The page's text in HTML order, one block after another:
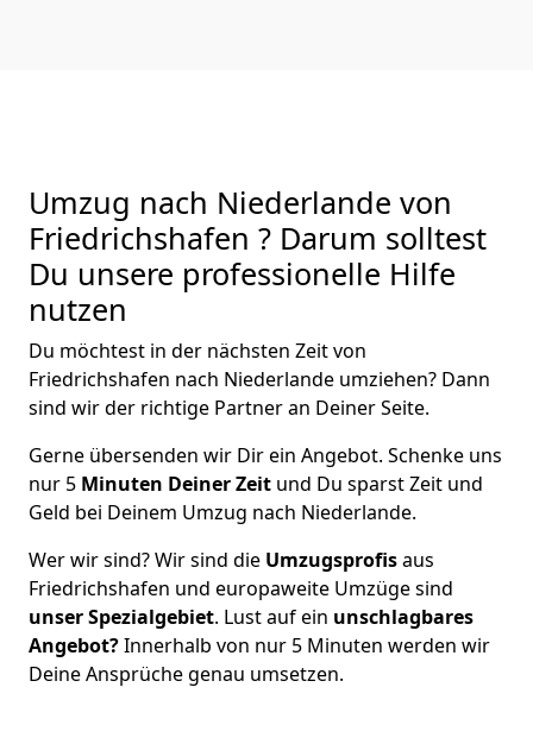
Umzug nach Niederlande von
Friedrichshafen ? Darum solltest
Du unsere professionelle Hilfe
nutzen
Du möchtest in der nächsten Zeit von
Friedrichshafen nach Niederlande umziehen? Dann
sind wir der richtige Partner an Deiner Seite.
Gerne übersenden wir Dir ein Angebot. Schenke uns
nur 5 Minuten Deiner Zeit und Du sparst Zeit und
Geld bei Deinem Umzug nach Niederlande.
Wer wir sind? Wir sind die Umzugsprofisaus
Friedrichshafen und europaweite Umzüge sind
unser Spezialgebiet. Lust auf ein unschlagbares
Angebot?Innerhalb von nur 5 Minuten werden wir
Deine Ansprüche genau umsetzen.